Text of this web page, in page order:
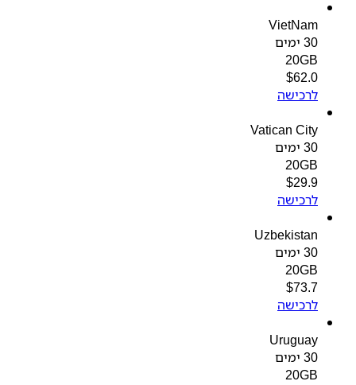
VietNam
20GB
$62.0
לרכישה
Vatican City
20GB
$29.9
לרכישה
Uzbekistan
20GB
$73.7
לרכישה
Uruguay
20GB